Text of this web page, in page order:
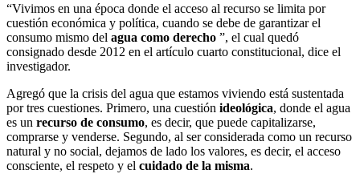
“Vivimos en una época donde el acceso al recurso se limita por
cuestión económica y política, cuando se debe de garantizar el
consumo mismo del agua como derecho ”, el cual quedó
consignado desde 2012 en el artículo cuarto constitucional, dice el
investigador.
Agregó que la crisis del agua que estamos viviendo está sustentada
por tres cuestiones. Primero, una cuestión ideológica, donde el agua
es un recurso de consumo, es decir, que puede capitalizarse,
comprarse y venderse. Segundo, al ser considerada como un recurso
natural y no social, dejamos de lado los valores, es decir, el acceso
consciente, el respeto y el cuidado de la misma.